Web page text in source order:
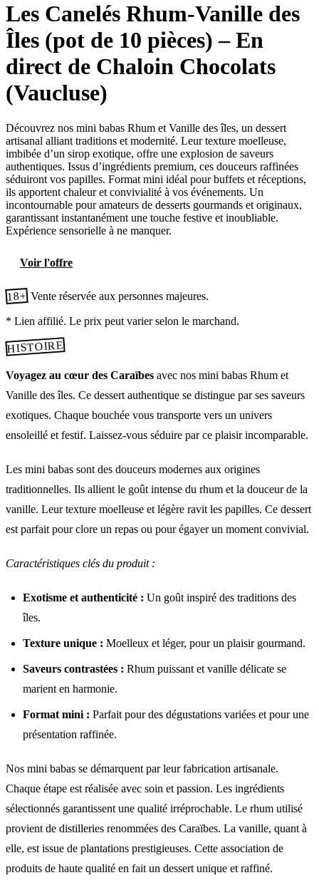
Les Canelés Rhum-Vanille des
Îles (pot de 10 pièces) – En
direct de Chaloin Chocolats
(Vaucluse)
Découvrez nos mini babas Rhum et Vanille des îles, un dessert
artisanal alliant traditions et modernité. Leur texture moelleuse,
imbibée d’un sirop exotique, offre une explosion de saveurs
authentiques. Issus d’ingrédients premium, ces douceurs raffinées
séduiront vos papilles. Format mini idéal pour buffets et réceptions,
ils apportent chaleur et convivialité à vos événements. Un
incontournable pour amateurs de desserts gourmands et originaux,
garantissant instantanément une touche festive et inoubliable.
Expérience sensorielle à ne manquer.
Voir l'offre
18+ Vente réservée aux personnes majeures.
* Lien affilié. Le prix peut varier selon le marchand.
HISTOIRE
Voyagez au cœur des Caraïbes avec nos mini babas Rhum et
Vanille des îles. Ce dessert authentique se distingue par ses saveurs
exotiques. Chaque bouchée vous transporte vers un univers
ensoleillé et festif. Laissez-vous séduire par ce plaisir incomparable.
Les mini babas sont des douceurs modernes aux origines
traditionnelles. Ils allient le goût intense du rhum et la douceur de la
vanille. Leur texture moelleuse et légère ravit les papilles. Ce dessert
est parfait pour clore un repas ou pour égayer un moment convivial.
Caractéristiques clés du produit :
Exotisme et authenticité : Un goût inspiré des traditions des
îles.
Texture unique : Moelleux et léger, pour un plaisir gourmand.
Saveurs contrastées : Rhum puissant et vanille délicate se
marient en harmonie.
Format mini : Parfait pour des dégustations variées et pour une
présentation raffinée.
Nos mini babas se démarquent par leur fabrication artisanale.
Chaque étape est réalisée avec soin et passion. Les ingrédients
sélectionnés garantissent une qualité irréprochable. Le rhum utilisé
provient de distilleries renommées des Caraïbes. La vanille, quant à
elle, est issue de plantations prestigieuses. Cette association de
produits de haute qualité en fait un dessert unique et raffiné.